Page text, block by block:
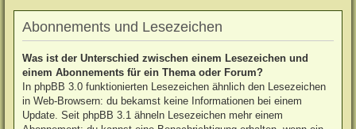
Abonnements und Lesezeichen
Was ist der Unterschied zwischen einem Lesezeichen und
einem Abonnements für ein Thema oder Forum?
In phpBB 3.0 funktionierten Lesezeichen ähnlich den Lesezeichen
in Web-Browsern: du bekamst keine Informationen bei einem
Update. Seit phpBB 3.1 ähneln Lesezeichen mehr einem